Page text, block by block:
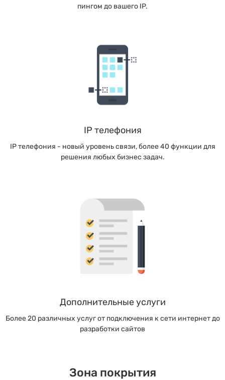
пингом до вашего IP.
IP телефония
IP телефония - новый уровень связи, более 40 функции для
решения любых бизнес задач.
Дополнительные услуги
Более 20 различных услуг от подключения к сети интернет до
разработки сайтов
Зона покрытия